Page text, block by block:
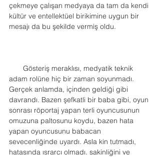
çekmeye çalışan medyaya da tam da kendi
kültür ve entellektüel birikimine uygun bir
mesajı da bu şekilde vermiş oldu.
Gösteriş meraklısı, medyatik teknik
adam rolüne hiç bir zaman soyunmadı.
Gerçek anlamda, içinden geldiği gibi
davrandı. Bazen şefkatli bir baba gibi, oyun
sonrası röportaj yapan terli oyuncusunun
omuzuna paltosunu koydu, bazen hata
yapan oyuncusunu babacan
sevecenliğinde uyardı. Asla kin tutmadı,
hatasında ısrarcı olmadı. sakinliğini ve